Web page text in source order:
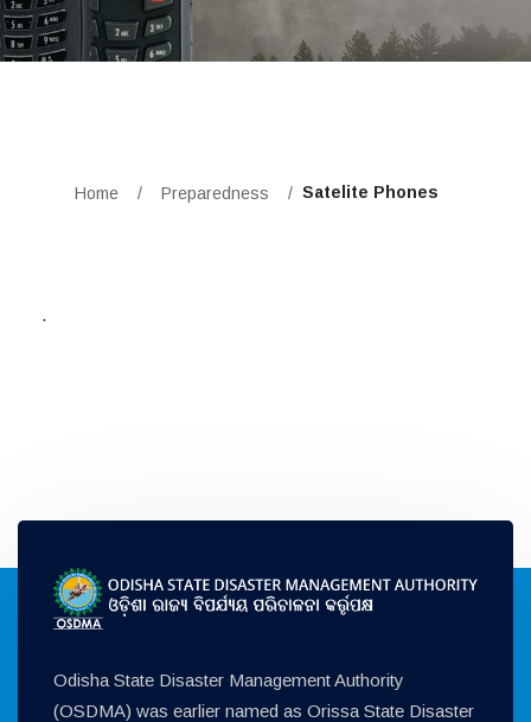
Home / Preparedness / Satelite Phones
.
Odisha State Disaster Management Authority
(OSDMA) was earlier named as Orissa State Disaster